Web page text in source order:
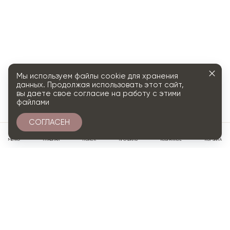
МЕНЮ ГЛАВНАЯ ПОИСК ПРОФИЛЬ ИЗБРАННОЕ КОРЗИНА
Мы используем файлы cookie для хранения
данных. Продолжая использовать этот сайт,
вы даете свое согласие на работу с этими
файлами
СОГЛАСЕН